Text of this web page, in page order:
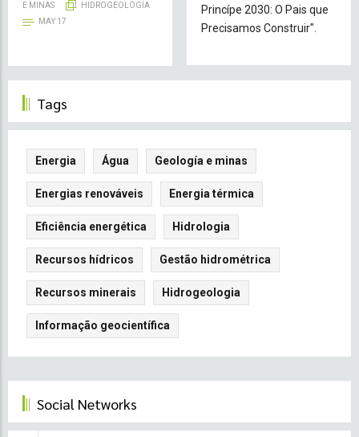
E MINAS
HIDROGEOLOGIA
MAY 17
Energética
E
de
Dados.
Princípe 2030: O Pais que
Precisamos Construir".
Tags
Energia Água Geología e minas
Energias renováveis Energia térmica
Eficiência energética Hidrologia
Recursos hídricos Gestão hidrométrica
Recursos minerais Hidrogeologia
Informação geocientífica
Social Networks